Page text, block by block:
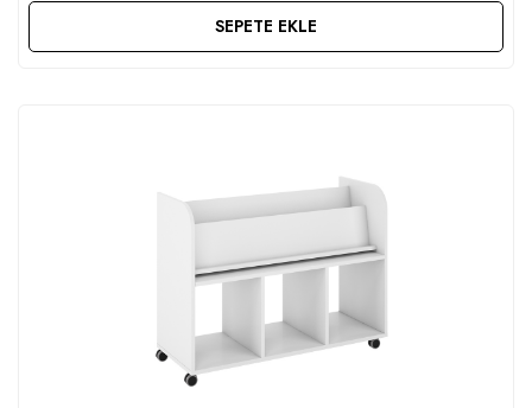
SEPETE EKLE